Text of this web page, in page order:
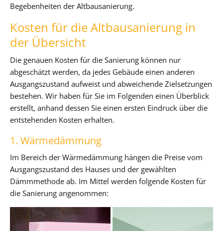
Begebenheiten der Altbausanierung.
Kosten für die Altbausanierung in
der Übersicht
Die genauen Kosten für die Sanierung können nur
abgeschätzt werden, da jedes Gebäude einen anderen
Ausgangszustand aufweist und abweichende Zielsetzungen
bestehen. Wir haben für Sie im Folgenden einen Überblick
erstellt, anhand dessen Sie einen ersten Eindruck über die
entstehenden Kosten erhalten.
1. Wärmedämmung
Im Bereich der Wärmedämmung hängen die Preise vom
Ausgangszustand des Hauses und der gewählten
Dämmmethode ab. Im Mittel werden folgende Kosten für
die Sanierung angenommen: